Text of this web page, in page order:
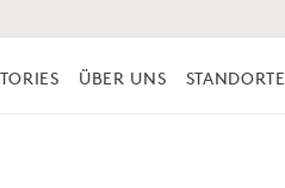
ÜBER UNS STANDORTE